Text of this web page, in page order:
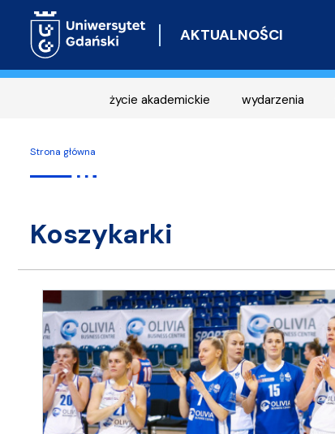
AKTUALNOŚCI
życie akademickie wydarzenia
Strona główna
koszykarki